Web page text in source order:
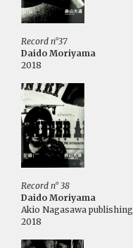
Record n°37
Daido Moriyama
2018
Record n° 38
Daido Moriyama
Akio Nagasawa publishing
2018